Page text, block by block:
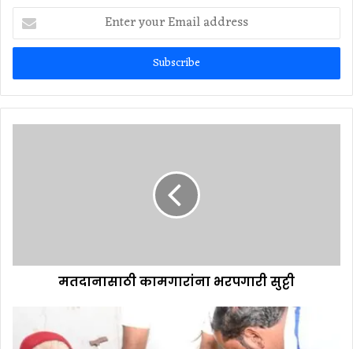
Enter
your
Email
मतदानासाठी कामगारांना भरपगारी सुट्टी